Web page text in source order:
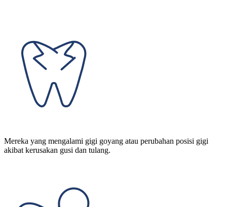
Mereka yang mengalami gigi goyang atau perubahan posisi gigi
akibat kerusakan gusi dan tulang.